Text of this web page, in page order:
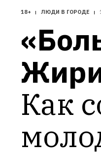
18+ ЛЮДИ В ГОРОДЕ
Как